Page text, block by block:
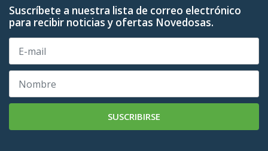
Suscríbete a nuestra lista de correo electrónico
para recibir noticias y ofertas Novedosas.
SUSCRIBIRSE